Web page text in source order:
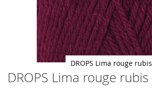
DROPS Lima rouge rubis
DROPS Lima rouge rubis
Skip
to